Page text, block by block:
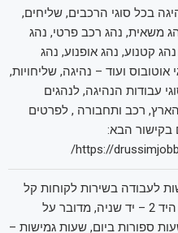
בכל סוגי הרכבים, שליחים,
משאית, נהג רכב פרטי, נהג
קטנוע, נהג אופנוע, נהג
אוטובוס ועוד – נהיגה, שליחויות,
עבודות הנהיגה, לנהגים
רכב ותחבורה , לפרטים
בקישור הבא:
https://
לעבודה בשירות לקוחות קל
ונוח, בתחום היד 2 – יד שניה, מדובר על
ספורות ביום, שעות גמישות –